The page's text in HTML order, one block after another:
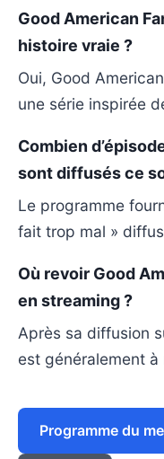
Good American
histoire vraie ?
Oui, Good
une série inspirée
Combien
sont diffusés ce
Le programme
fait trop mal »
Où revoir Good
en streaming ?
Après sa diffusion
est généralement
Programme du